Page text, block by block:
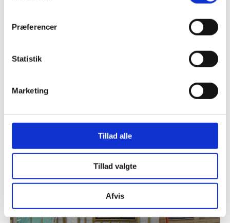
Præferencer
Statistik
Marketing
Tillad alle
Tillad valgte
Afvis
NYE ELEVVÆRELSER PÅ
Læs mere om vores arbejde på Sportefterskolen